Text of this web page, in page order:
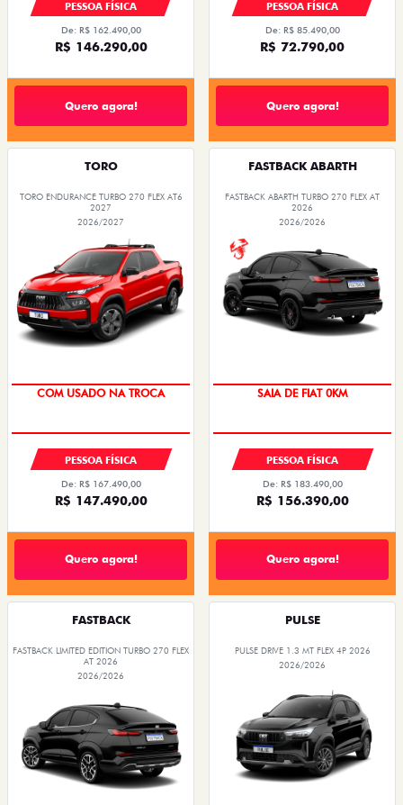
PESSOA FÍSICA
De: R$ 162.490,00
R$ 146.290,00
Quero agora!
PESSOA FÍSICA
De: R$ 85.490,00
R$ 72.790,00
Quero agora!
TORO
TORO ENDURANCE TURBO 270 FLEX AT6
2027
2026/2027
COM USADO NA TROCA
PESSOA FÍSICA
De: R$ 167.490,00
R$ 147.490,00
Quero agora!
FASTBACK ABARTH
FASTBACK ABARTH TURBO 270 FLEX AT
2026
2026/2026
SAIA DE FIAT 0KM
PESSOA FÍSICA
De: R$ 183.490,00
R$ 156.390,00
Quero agora!
FASTBACK
FASTBACK LIMITED EDITION TURBO 270 FLEX
AT 2026
2026/2026
PULSE
PULSE DRIVE 1.3 MT FLEX 4P 2026
2026/2026